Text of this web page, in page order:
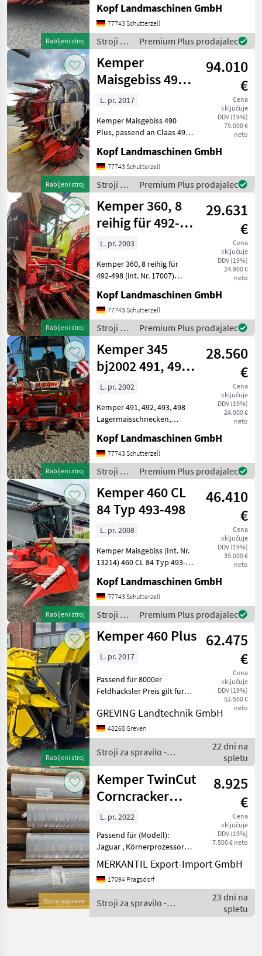
Rabljeni stroj
498 großes Getriebe,
Zweiganggetriebe Es
handelt sich hierbei
lediglich um eine Anzei
Kopf Landmaschinen GmbH
77743 Schutterzell
Stroji za
spravilo
-
poljedelstvo
/
Kemper
Premium Plus prodajalec
Rabljeni stroj
Kemper
Maisgebiss 490
Plus, passend an
Claas 494
94.010
€
Cena
vključuje
DDV (19%)
79.000 €
neto
L. pr. 2017
Kemper Maisgebiss 490
Plus, passend an Claas 494 -
490 Plus Baujahr 2017
Ersteinsatz 2018 ca. 1.900ha
Autopilot Autocontour
Fahrwerk mit
Kopf Landmaschinen GmbH
77743 Schutterzell
Stroji za
spravilo
-
poljedelstvo
/
Kemper
Premium Plus prodajalec
Rabljeni stroj
Kemper 360, 8
reihig für 492-
498
29.631
€
Cena
vključuje
DDV (19%)
24.900 €
neto
L. pr. 2003
Kemper 360, 8 reihig für
492-498 (int. Nr. 17007)
493 - 498 großes Getriebe, 2
Gang Lagermaisschnecken
Gekühlte Kupplungen
Landwirtsmaschi
Kopf Landmaschinen GmbH
77743 Schutterzell
Stroji za
spravilo
-
poljedelstvo
/
Kemper
Premium Plus prodajalec
Rabljeni stroj
Kemper 345
bj2002 491, 492,
493, 498
28.560
€
Cena
vključuje
DDV (19%)
24.000 €
neto
L. pr. 2002
Kemper 491, 492, 493, 498
Lagermaisschnecken,
Nr. 16467) Baujahr 2002 ca.
900ha Schaltgetriebe
Zapfwelle
Lagermaisschnecke
Verschleißplatten L
Kopf Landmaschinen GmbH
77743 Schutterzell
Stroji za
spravilo
-
poljedelstvo
/
Kemper
Premium Plus prodajalec
Rabljeni stroj
Kemper 460 CL
84 Typ 493-498
46.410
€
Cena
vključuje
DDV (19%)
39.000 €
neto
L. pr. 2008
Kemper Maisgebiss (Int. Nr.
13214) 460 CL 84 Typ 493-
Arbeitsbreite 6, 0 m,
Transportbreite 3, 0 m, 2820
kg mech. Pendelrahmen,
flüssigkeitsgekühlte A
Kopf Landmaschinen GmbH
77743 Schutterzell
Stroji za
spravilo
-
Premium Plus prodajalec
Rabljeni stroj
Kemper 460 Plus 62.475
€
Cena
vključuje
DDV (19%)
52.500 €
neto
L. pr. 2017
Passend für 8000er
Feldhäcksler Preis gilt für
Angebot freibleibend.
Irrtümer, Änderungen und
Zwischenverkauf
vorbehalten. Alle Angaben
GREVING Landtechnik GmbH
48268 Greven
Stroji za spravilo -
poljedelstvo / Kemper
22 dni na
spletu
Nova naprava
Kemper TwinCut
Corncracker
Walzen Neuer
Preis!
8.925
€
Cena
vključuje
DDV (19%)
7.500 € neto
L. pr. 2022
Passend für (Modell):
Jaguar , Körnerprozessor
________ Ein Paar (ohne
Lagerung), Durchmesser
250mm, 110/145 Zähne
poljedelstvo Adapteri za ko
MERKANTIL Export-Import GmbH
17094 Pragsdorf
Stroji za spravilo -
poljedelstvo / Kemper
23 dni na
spletu